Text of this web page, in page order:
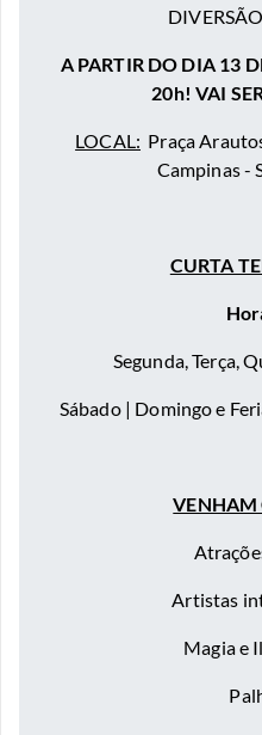
A PARTIR DO DIA 13
20h! VAI
LOCAL: Praça
Campinas -
CURTA
Segunda, Terça,
Sábado | Domingo e
VENHAM
Artistas
Magia e